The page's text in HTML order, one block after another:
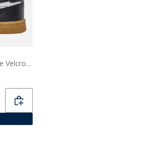
Reebok spædBørn Smash Edge Velcro Træningssko Sort/Hvid/Gum